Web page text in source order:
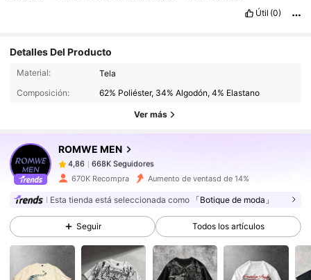
Útil (0)
Detalles Del Producto
Material:
Tela
Composición:
62% Poliéster, 34% Algodón, 4% Elastano
Ver más
ROMWE MEN
668K Seguidores
4,86
668K Seguidores
j***o pagóHace 1 día
4,86 668K Seguidores
4,86 668K Seguidores
670K Recompra Aumento de ventasd de 14%
Esta tienda está seleccionada como 「Botique de moda」
Seguir Todos los artículos